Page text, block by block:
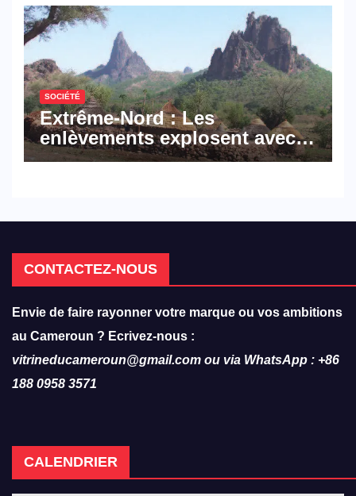
hôtellerie-restauration
SOCIÉTÉ
Extrême-Nord : Les
enlèvements explosent avec
308 victimes en trois mois
CONTACTEZ-NOUS
Envie de faire rayonner votre marque ou vos ambitions
au Cameroun ? Ecrivez-nous :
vitrineducameroun@gmail.com ou via WhatsApp : +86
188 0958 3571
CALENDRIER